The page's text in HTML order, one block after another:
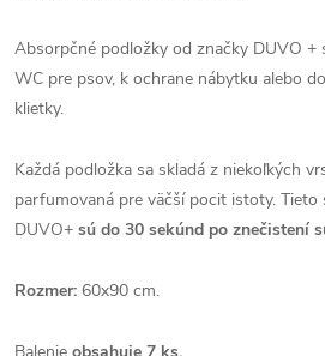
Absorpčné podložky od značky DUVO +
WC pre psov, k ochrane nábytku alebo
klietky.
Každá podložka sa skladá z niekoľkých
parfumovaná pre väčší pocit istoty.
DUVO+ sú do 30 sekúnd po znečistení
Rozmer: 60x90 cm.